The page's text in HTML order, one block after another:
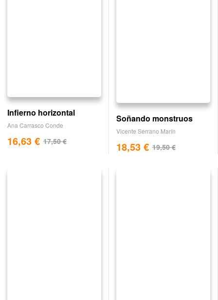
Infierno horizontal
Ana Carrasco Conde
17,50€
16,63 €
Soñando monstruos
Vicente Serrano Marín
19,50€
18,53 €